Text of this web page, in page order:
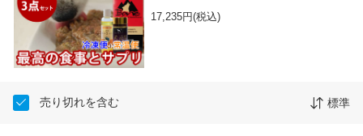
17,235円(税込)
売り切れを含む 標準